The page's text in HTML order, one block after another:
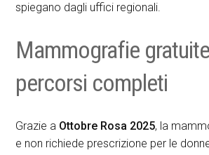
spiegano dagli uffici regionali.
Mammografie
percorsi completi
Grazie a Ottobre Rosa 2025, la
e non richiede prescrizione per le